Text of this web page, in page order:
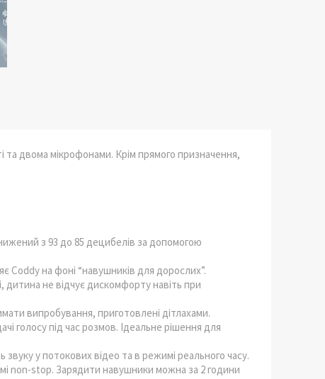
двома мікрофонами. Крім прямого призначення,
з 93 до 85 децибелів за допомогою
Coddy на фоні “навушників для дорослих”.
не відчує дискомфорту навіть при
випробування, приготовлені дітлахами.
голосу під час розмов. Ідеальне рішення для
у потокових відео та в режимі реального часу.
non-stop. Зарядити навушники можна за 2 години